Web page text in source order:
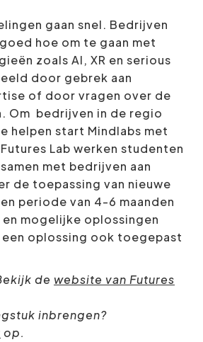
Contact
gaan snel. Bedrijven
hoe om te gaan met
zoals AI, XR en serious
door gebrek aan
of door vragen over de
Om bedrijven in de regio
helpen start Mindlabs met
Lab werken studenten
met bedrijven aan
de toepassing van nieuwe
periode van 4-6 maanden
mogelijke oplossingen
een oplossing ook toegepast
de website van Futures
inbrengen?
op.